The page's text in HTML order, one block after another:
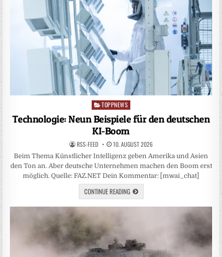
Posted
in
TOPPNEWS
Technologie: Neun Beispiele für den deutschen
KI-Boom
RSS-FEED 10. AUGUST 2026
Beim Thema Künstlicher Intelligenz geben Amerika und Asien
den Ton an. Aber deutsche Unternehmen machen den Boom erst
möglich. Quelle: FAZ.NET Dein Kommentar: [mwai_chat]
CONTINUE READING